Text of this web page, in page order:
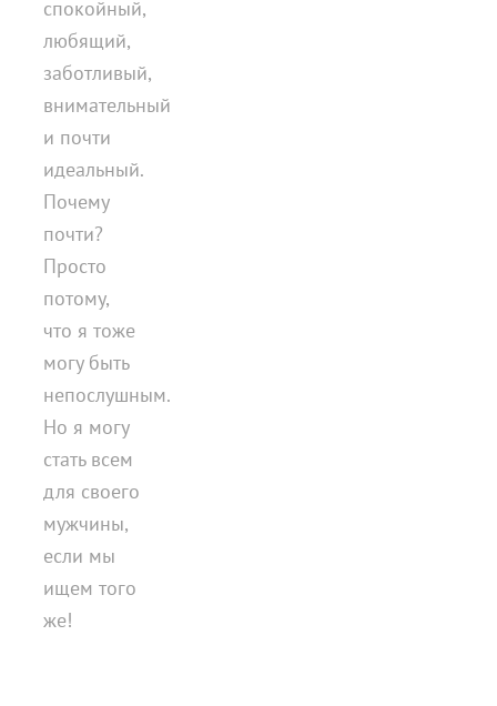
спокойный,
любящий,
заботливый,
внимательный
и почти
идеальный.
Почему
почти?
Просто
потому,
что я тоже
могу быть
непослушным.
Но я могу
стать всем
для своего
мужчины,
если мы
ищем того
же!